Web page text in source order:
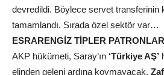
devredildi. Böylece servet transferinin
tamamlandı. Sırada özel sektör var…
ESRARENGİZ TİPLER
AKP hükümeti, Saray’ın ‘Türkiye AŞ’
elinden geleni ardına koymayacak.